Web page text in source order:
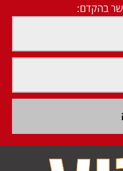
בהקדם: